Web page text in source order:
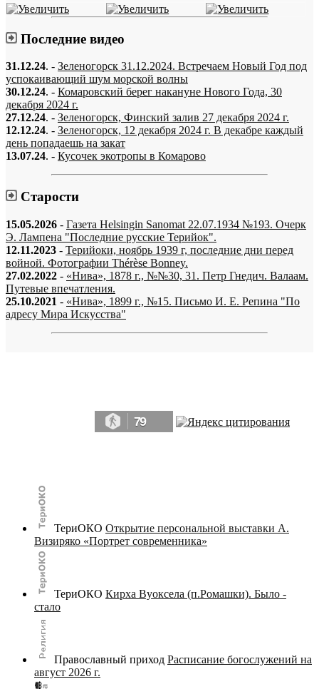
Последние видео
31.12.24. - Зеленогорск 31.12.2024. Встречаем Новый Год под
успокаивающий шум морской волны
30.12.24. - Комаровский берег накануне Нового Года, 30
декабря 2024 г.
27.12.24. - Зеленогорск, Финский залив 27 декабря 2024 г.
12.12.24. - Зеленогорск, 12 декабря 2024 г. В декабре каждый
день попадаешь на закат
13.07.24. - Кусочек экотропы в Комарово
Старости
15.05.2026 - Газета Helsingin Sanomat 22.07.1934 №193. Очерк
Э. Лампена "Последние русские Терийок".
12.11.2023 - Терийоки, ноябрь 1939 г, последние дни перед
войной. Фотографии Thérèse Bonney.
27.02.2022 - «Нива», 1878 г., №№30, 31. Петр Гнедич. Валаам.
Путевые впечатления.
25.10.2021 - «Нива», 1899 г., №15. Письмо И. Е. Репина "По
адресу Мира Искусства"
79
ТериОКО Открытие персональной выставки А.
Визиряко «Портрет современника»
ТериОКО Кирха Вуоксела (п.Ромашки). Было -
стало
Православный приход Расписание богослужений на
август 2026 г.